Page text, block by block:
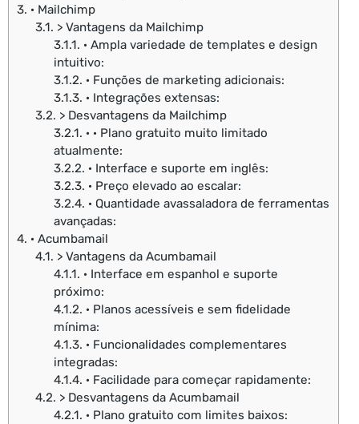
3. · Mailchimp
3.1. > Vantagens da Mailchimp
3.1.1. · Ampla variedade de templates e design
intuitivo:
3.1.2. · Funções de marketing adicionais:
3.1.3. · Integrações extensas:
3.2. > Desvantagens da Mailchimp
3.2.1. · · Plano gratuito muito limitado
atualmente:
3.2.2. · Interface e suporte em inglês:
3.2.3. · Preço elevado ao escalar:
3.2.4. · Quantidade avassaladora de ferramentas
avançadas:
4. · Acumbamail
4.1. > Vantagens da Acumbamail
4.1.1. · Interface em espanhol e suporte
próximo:
4.1.2. · Planos acessíveis e sem fidelidade
mínima:
4.1.3. · Funcionalidades complementares
integradas:
4.1.4. · Facilidade para começar rapidamente:
4.2. > Desvantagens da Acumbamail
4.2.1. · Plano gratuito com limites baixos: